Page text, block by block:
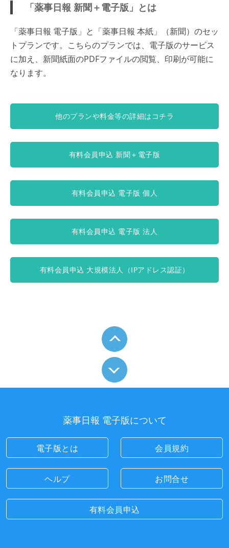
「薬事日報 新聞＋電子版」とは
「薬事日報 電子版」と「薬事日報 本紙」（新聞）のセッ
トプランです。こちらのプランでは、電子版のサービス
に加え、新聞紙面のPDFファイルの閲覧、印刷が可能に
なります。
他のプランや料金等の詳細はコチラ
有料会員申込 新聞＋電子版
有料会員申込 電子版 個人
有料会員申込 電子版 法人
有料会員申込 大規模法人（IPアドレス認証）
薬事日報 電子版について
電子版とは 会員規約
ヘルプ お問合せ
有料会員申込